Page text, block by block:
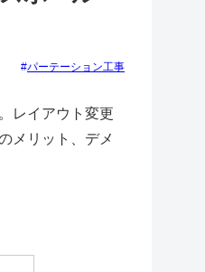
パーテーション工事
レイアウト変更
メリット、デメ